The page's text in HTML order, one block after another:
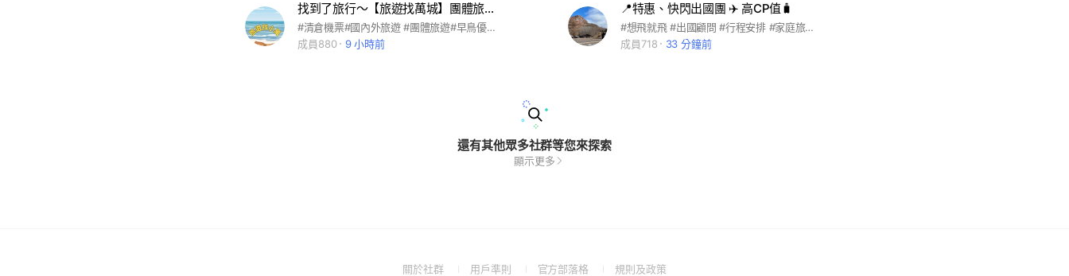
找到了旅行～【旅遊找萬城】團體旅遊/國外旅遊/國內旅遊/清倉促銷
#清倉機票#國內外旅遊 #團體旅遊#早鳥優惠 #客制行程 #代辦護照 #代辦台胞證 #家族旅遊 #找到了旅行社 #清倉促銷
成員880
9 小時前
📍特惠、快閃出國團 ✈️ 高CP值🧳
#想飛就飛 #出國顧問 #行程安排 #家庭旅遊 #親子旅遊 #家族旅遊 #員工旅遊 #旅遊 #世界 #世界旅遊 #飛出國 #玩世界 #旅行社 #旅行團 #出國
成員718
33 分鐘前
還有其他眾多社群等您來探索
顯示更多
關於社群 (Open用戶準則 (Open官方部落格 (Open規則及政策(Open